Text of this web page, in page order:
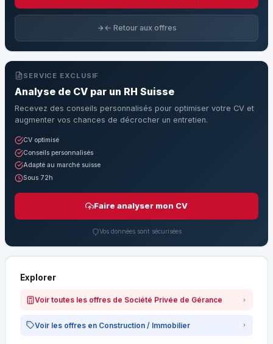
← Retour aux offres
SERVICE EXCLUSIF
Analyse de CV par un RH Suisse
Recevez des conseils personnalisés pour optimiser votre CV et
augmenter vos chances de décrocher un entretien.
CV optimisé
Conseils personnalisés
Adapté au marché suisse
Sous 72h
Faire analyser mon CV
Vos données sont sécurisées
Explorer
Voir toutes les offres de Société Privée de Gérance
Voir les offres en Construction / Immobilier